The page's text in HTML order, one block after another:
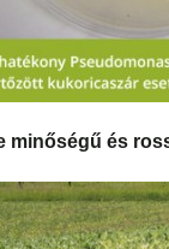
minőségű és